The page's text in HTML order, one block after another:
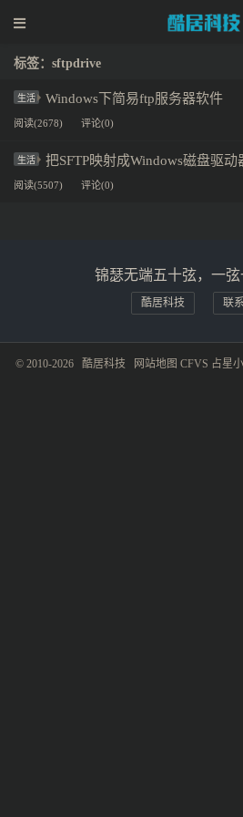
标签：sftpdrive
生活 Windows下简易ftp服务器软件
阅读(2678) 评论(0)
生活 把SFTP映射成Windows磁盘驱动
阅读(5507) 评论(0)
锦瑟无端五十弦，一
酷居科技 联
© 2010-2026 酷居科技 网站地图 CFVS 占星